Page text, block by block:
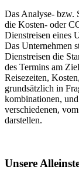
Das Analyse-
die Kosten- oder
Dienstreisen eines
Das Unternehmen
Dienstreisen die
des Termins am
Reisezeiten,
grundsätzlich in
kombinationen,
verschiedenen,
darstellen.
Unsere